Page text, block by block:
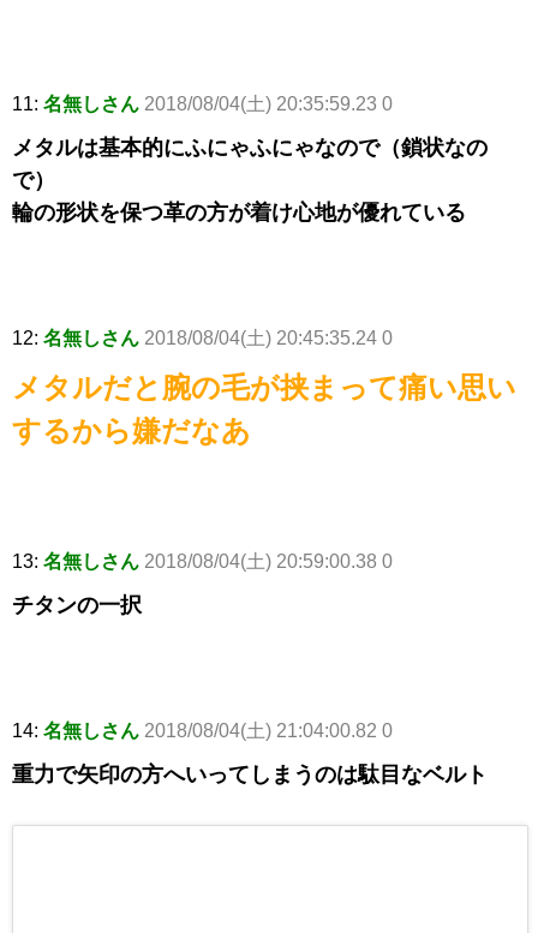
11: 名無しさん 2018/08/04(土) 20:35:59.23 0
メタルは基本的にふにゃふにゃなので（鎖状なの
で）
輪の形状を保つ革の方が着け心地が優れている
12: 名無しさん 2018/08/04(土) 20:45:35.24 0
メタルだと腕の毛が挟まって痛い思い
するから嫌だなあ
13: 名無しさん 2018/08/04(土) 20:59:00.38 0
チタンの一択
14: 名無しさん 2018/08/04(土) 21:04:00.82 0
重力で矢印の方へいってしまうのは駄目なベルト